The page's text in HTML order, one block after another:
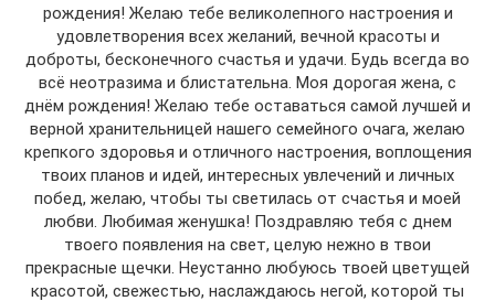
рождения! Желаю тебе великолепного настроения и
удовлетворения всех желаний, вечной красоты и
доброты, бесконечного счастья и удачи. Будь всегда во
всё неотразима и блистательна. Моя дорогая жена, с
днём рождения! Желаю тебе оставаться самой лучшей и
верной хранительницей нашего семейного очага, желаю
крепкого здоровья и отличного настроения, воплощения
твоих планов и идей, интересных увлечений и личных
побед, желаю, чтобы ты светилась от счастья и моей
любви. Любимая женушка! Поздравляю тебя с днем
твоего появления на свет, целую нежно в твои
прекрасные щечки. Неустанно любуюсь твоей цветущей
красотой, свежестью, наслаждаюсь негой, которой ты